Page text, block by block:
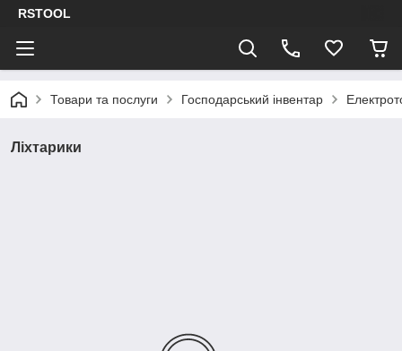
RSTOOL
Товари та послуги Господарський інвентар
Ліхтарики